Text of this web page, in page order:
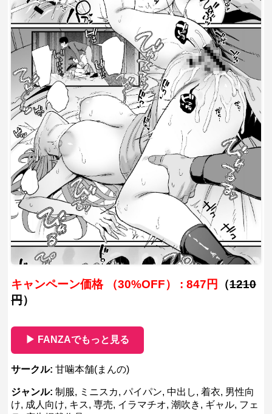
キャンペーン価格 （30%OFF） : 847円 （1210
円）
▶ FANZAでもっと見る
サークル: 甘噛本舗(まんの)
ジャンル: 制服, ミニスカ, パイパン, 中出し, 着衣, 男性向
け, 成人向け, キス, 専売, イラマチオ, 潮吹き, ギャル, フェ